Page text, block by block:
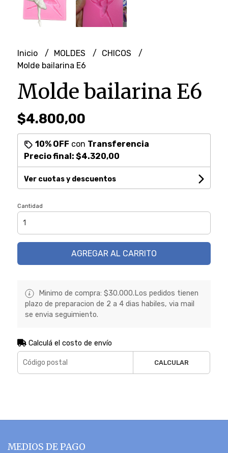
Inicio MOLDES
CHICOS
Molde bailarina E6
Molde bailarina E6
$4.800,00
10% OFF con Transferencia
Precio final: $4.320,00
Ver cuotas y descuentos
Cantidad
AGREGAR AL CARRITO
Minimo de compra: $30.000.Los pedidos tienen
plazo de preparacion de 2 a 4 dias habiles, via mail
se envia seguimiento.
Calculá el costo de envío
CALCULAR
MEDIOS DE PAGO